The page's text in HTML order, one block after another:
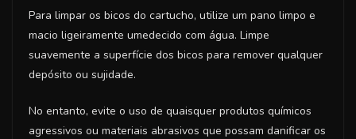
Para limpar os bicos do cartucho, utilize um pano limpo e
macio ligeiramente umedecido com água. Limpe
suavemente a superfície dos bicos para remover qualquer
depósito ou sujidade.
No entanto, evite o uso de quaisquer produtos químicos
agressivos ou materiais abrasivos que possam danificar os